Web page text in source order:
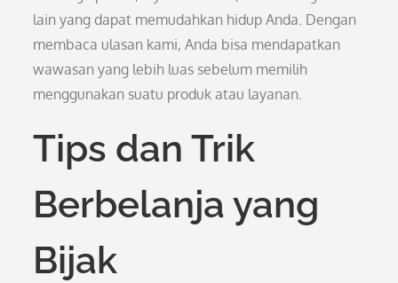
lain yang dapat memudahkan hidup Anda. Dengan
membaca ulasan kami, Anda bisa mendapatkan
wawasan yang lebih luas sebelum memilih
menggunakan suatu produk atau layanan.
Tips dan Trik
Berbelanja yang
Bijak